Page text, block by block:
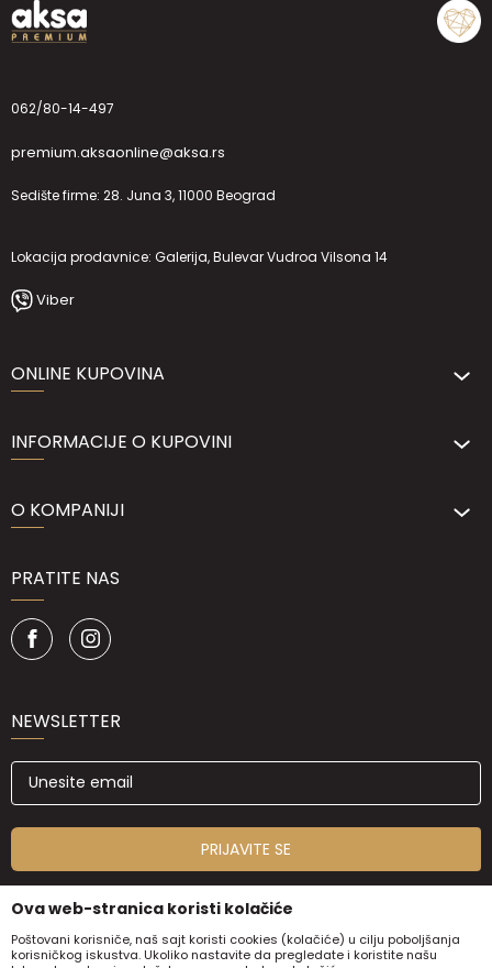
062/80-14-497
premium.aksaonline@aksa.rs
Sedište firme: 28. Juna 3, 11000 Beograd
Lokacija prodavnice: Galerija, Bulevar Vudroa Vilsona 14
Viber
ONLINE KUPOVINA
INFORMACIJE O KUPOVINI
O KOMPANIJI
PRATITE NAS
NEWSLETTER
PRIJAVITE SE
Ova web-stranica koristi kolačiće
Poštovani korisniče, naš sajt koristi cookies (kolačiće) u cilju poboljšanja
korisničkog iskustva. Ukoliko nastavite da pregledate i koristite našu